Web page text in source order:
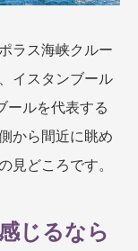
ラス海峡クルー
イスタンブール
ールを代表する
から間近に眺め
見どころです。
じるなら